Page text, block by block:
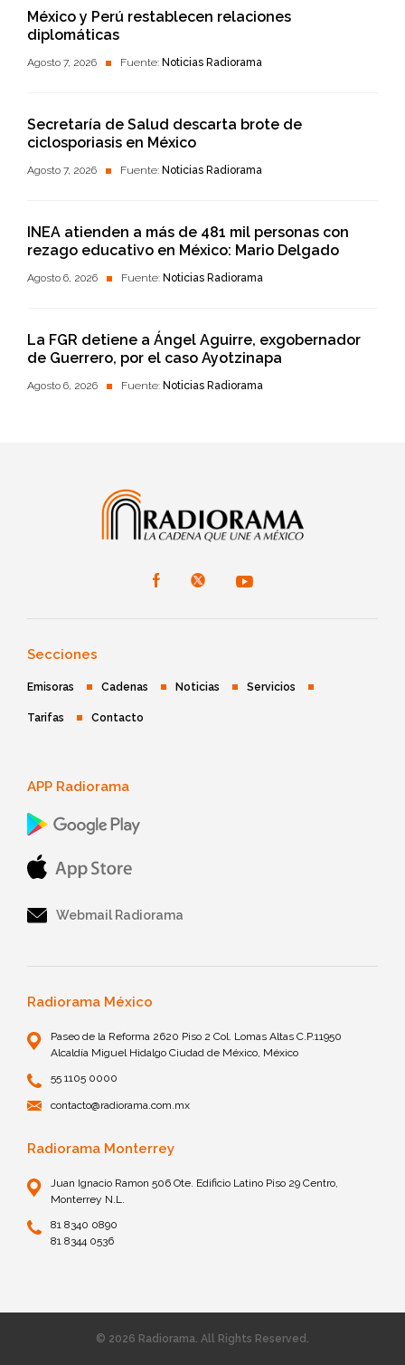
México y Perú restablecen relaciones
diplomáticas
Agosto 7, 2026 Fuente: Noticias Radiorama
Secretaría de Salud descarta brote de
ciclosporiasis en México
Agosto 7, 2026 Fuente: Noticias Radiorama
INEA atienden a más de 481 mil personas con
rezago educativo en México: Mario Delgado
Agosto 6, 2026 Fuente: Noticias Radiorama
La FGR detiene a Ángel Aguirre, exgobernador
de Guerrero, por el caso Ayotzinapa
Agosto 6, 2026 Fuente: Noticias Radiorama
Secciones
Emisoras Cadenas Noticias Servicios
Tarifas Contacto
APP Radiorama
Webmail Radiorama
Radiorama México
Paseo de la Reforma 2620 Piso 2 Col. Lomas Altas C.P.11950
Alcaldía Miguel Hidalgo Ciudad de México, México
55 1105 0000
contacto@radiorama.com.mx
Radiorama Monterrey
Juan Ignacio Ramon 506 Ote. Edificio Latino Piso 29 Centro,
Monterrey N.L.
81 8340 0890
81 8344 0536
© 2026 Radiorama. All Rights Reserved.